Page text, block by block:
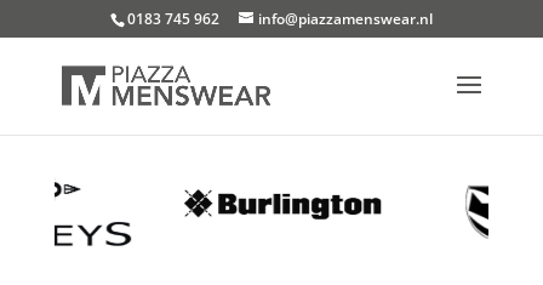
0183 745 962 info@piazzamenswear.nl